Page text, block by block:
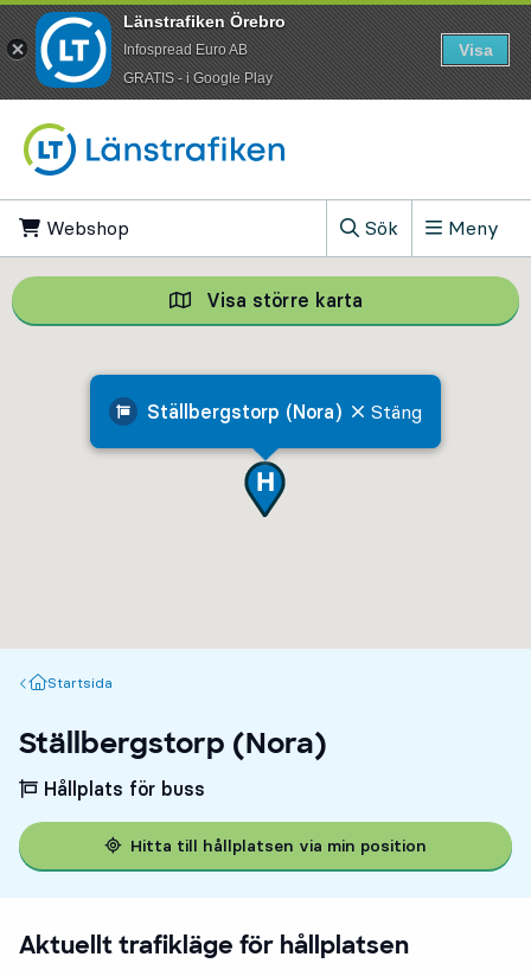
Webshop
Sök
, Visa sökfältet
Meny
Ställbergstorp (Nora) Stäng
Visa större karta Visa större
Startsida
Startsida
Ställbergstorp (Nora)
Hållplats för buss
Hitta till hållplatsen via min position
Aktuellt trafikläge för hållplatsen
Länstrafiken Örebro
Infospread Euro AB
​GRATIS - i Google Play
Visa